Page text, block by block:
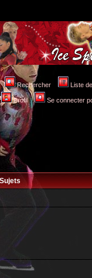
Rechercher Liste
Profil Se connecter